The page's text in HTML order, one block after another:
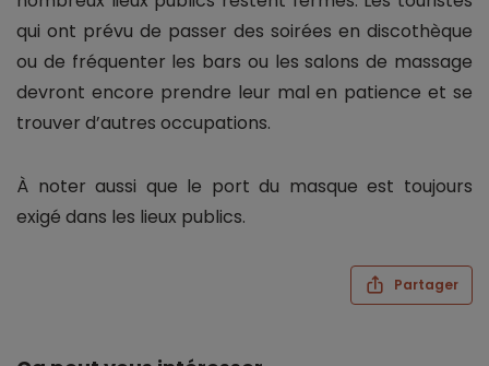
qui ont prévu de passer des soirées en discothèque
ou de fréquenter les bars ou les salons de massage
devront encore prendre leur mal en patience et se
trouver d’autres occupations.
À noter aussi que le port du masque est toujours
exigé dans les lieux publics.
Partager